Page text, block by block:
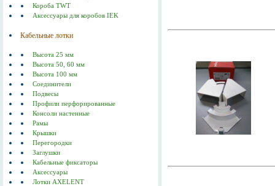
Короба TWT
Аксессуары для коробов IEK
Кабельные лотки
Высота 25 мм
Высота 50, 60 мм
Высота 100 мм
Соединители
Подвесы
Профили перфорированные
Консоли настенные
Рамы
Крышки
Перегородки
Заглушки
Кабельные фиксаторы
Аксессуары
Лотки AXELENT